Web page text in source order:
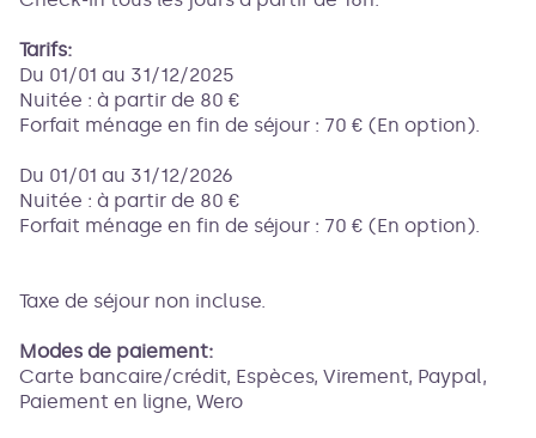
Tarifs:
Du 01/01 au 31/12/2025
Nuitée : à partir de 80 €
Forfait ménage en fin de séjour : 70 € (En option).
Du 01/01 au 31/12/2026
Nuitée : à partir de 80 €
Forfait ménage en fin de séjour : 70 € (En option).
Taxe de séjour non incluse.
Modes de paiement:
Carte bancaire/crédit, Espèces, Virement, Paypal,
Paiement en ligne, Wero